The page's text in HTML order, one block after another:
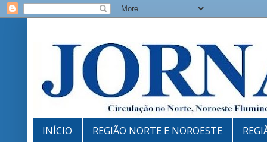
INÍCIO REGIÃO NORTE E NOROESTE